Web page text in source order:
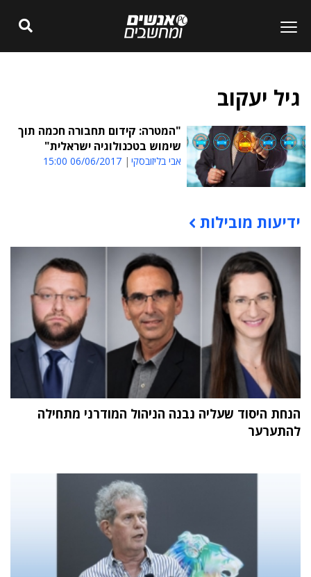
גיל יעקוב
"המטרה: קידום תחבורה חכמה תוך
שימוש בטכנולוגיה ישראלית"
אבי בליזובסקי 06/06/2017 15:00
תוכן פרסומי
ידיעות מובילות
הנחת היסוד שעליה נבנה הניהול המודרני מתחילה
להתערער